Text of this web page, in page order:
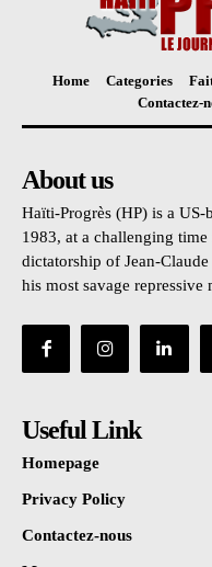
Home Categories
Contactez-
About us
Haïti-Progrès (HP) is a
1983, at a challenging
dictatorship of Jean-
his most savage repressive
Useful Link
Homepage
Privacy Policy
Contactez-nous